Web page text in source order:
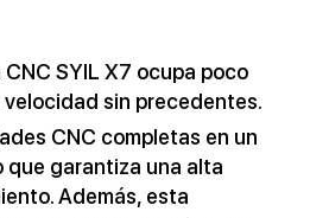
SYIL X7 ocupa poco
sin precedentes.
CNC completas en un
que garantiza una alta
Además, esta